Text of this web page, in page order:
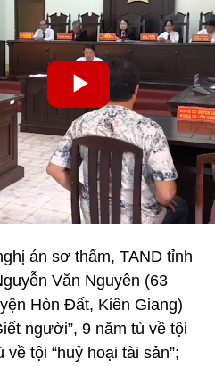
án sơ thẩm, TAND tỉnh
Văn Nguyên (63
Hòn Đất, Kiên Giang)
người”, 9 năm tù về tội
tội “huỷ hoại tài sản”;